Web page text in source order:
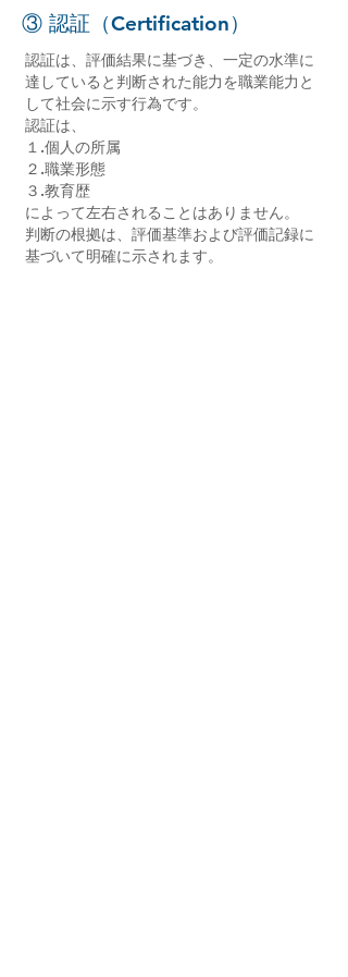
③ 認証（Certification）
認証は、評価結果に基づき、一定の水準に
達していると判断された能力を職業能力と
して社会に示す行為です。
認証は、
１.個人の所属
２.職業形態
３.教育歴
によって左右されることはありません。
判断の根拠は、評価基準および評価記録に
基づいて明確に示されます。